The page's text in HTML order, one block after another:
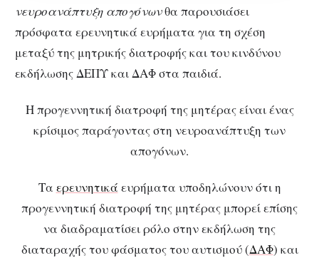
νευροανάπτυξη απογόνωνθα παρουσιάσει
πρόσφατα ερευνητικά ευρήματα για τη σχέση
μεταξύ της μητρικής διατροφής και του κινδύνου
εκδήλωσης ΔΕΠΥ και ΔΑΦ στα παιδιά.
Η προγεννητική διατροφή της μητέρας είναι ένας
κρίσιμος παράγοντας στη νευροανάπτυξη των
απογόνων.
Τα ερευνητικά ευρήματα υποδηλώνουν ότι η
προγεννητική διατροφή της μητέρας μπορεί επίσης
να διαδραματίσει ρόλο στην εκδήλωση της
διαταραχής του φάσματος του αυτισμού (ΔΑΦ) και